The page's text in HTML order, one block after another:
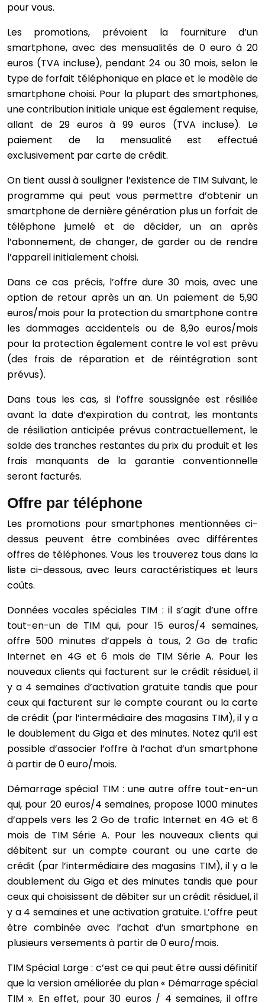
pour vous.
Les promotions, prévoient la fourniture d’un
smartphone, avec des mensualités de 0 euro à 20
euros (TVA incluse), pendant 24 ou 30 mois, selon le
type de forfait téléphonique en place et le modèle de
smartphone choisi. Pour la plupart des smartphones,
une contribution initiale unique est également requise,
allant de 29 euros à 99 euros (TVA incluse). Le
paiement de la mensualité est effectué
exclusivement par carte de crédit.
On tient aussi à souligner l’existence de TIM Suivant, le
programme qui peut vous permettre d’obtenir un
smartphone de dernière génération plus un forfait de
téléphone jumelé et de décider, un an après
l’abonnement, de changer, de garder ou de rendre
l’appareil initialement choisi.
Dans ce cas précis, l’offre dure 30 mois, avec une
option de retour après un an. Un paiement de 5,90
euros/mois pour la protection du smartphone contre
les dommages accidentels ou de 8,9o euros/mois
pour la protection également contre le vol est prévu
(des frais de réparation et de réintégration sont
prévus).
Dans tous les cas, si l’offre soussignée est résiliée
avant la date d’expiration du contrat, les montants
de résiliation anticipée prévus contractuellement, le
solde des tranches restantes du prix du produit et les
frais manquants de la garantie conventionnelle
seront facturés.
Offre par téléphone
Les promotions pour smartphones mentionnées ci-
dessus peuvent être combinées avec différentes
offres de téléphones. Vous les trouverez tous dans la
liste ci-dessous, avec leurs caractéristiques et leurs
coûts.
Données vocales spéciales TIM : il s’agit d’une offre
tout-en-un de TIM qui, pour 15 euros/4 semaines,
offre 500 minutes d’appels à tous, 2 Go de trafic
Internet en 4G et 6 mois de TIM Série A. Pour les
nouveaux clients qui facturent sur le crédit résiduel, il
y a 4 semaines d’activation gratuite tandis que pour
ceux qui facturent sur le compte courant ou la carte
de crédit (par l’intermédiaire des magasins TIM), il y a
le doublement du Giga et des minutes. Notez qu’il est
possible d’associer l’offre à l’achat d’un smartphone
à partir de 0 euro/mois.
Démarrage spécial TIM : une autre offre tout-en-un
qui, pour 20 euros/4 semaines, propose 1000 minutes
d’appels vers les 2 Go de trafic Internet en 4G et 6
mois de TIM Série A. Pour les nouveaux clients qui
débitent sur un compte courant ou une carte de
crédit (par l’intermédiaire des magasins TIM), il y a le
doublement du Giga et des minutes tandis que pour
ceux qui choisissent de débiter sur un crédit résiduel, il
y a 4 semaines et une activation gratuite. L’offre peut
être combinée avec l’achat d’un smartphone en
plusieurs versements à partir de 0 euro/mois.
TIM Spécial Large : c’est ce qui peut être aussi définitif
que la version améliorée du plan « Démarrage spécial
TIM ». En effet, pour 30 euros / 4 semaines, il offre